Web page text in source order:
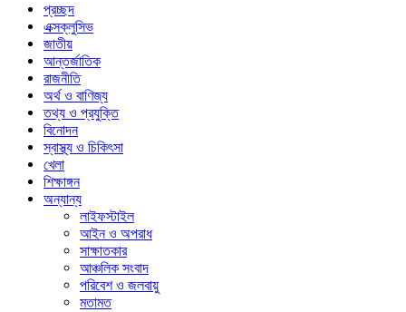
প্রচ্ছদ
এক্সক্লুসিভ
জাতীয়
আন্তর্জাতিক
রাজনীতি
অর্থ ও বাণিজ্য
তথ্য ও প্রযুক্তি
বিনোদন
স্বাস্থ্য ও চিকিৎসা
খেলা
শিক্ষাঙ্গন
অন্যান্য
লাইফস্টাইল
আইন ও অপরাধ
সাক্ষাতকার
আঞ্চলিক সংবাদ
পরিবেশ ও জলবায়ু
মতামত